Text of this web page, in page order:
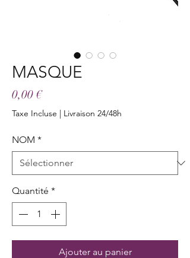
MASQUE
0,00 €Prix
Taxe Incluse | Livraison 24/48h
NOM *
Quantité *
Ajouter au panier